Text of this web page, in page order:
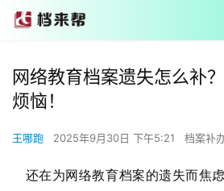
网络教育档案遗失怎么补
烦恼！
王哪跑 2025年9月30日 下午5:21 档案补
还在为网络教育档案的遗失而焦